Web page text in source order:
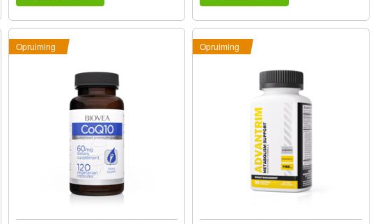
Opruiming Opruiming